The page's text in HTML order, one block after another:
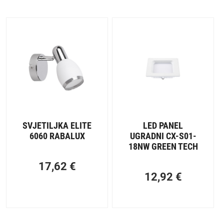
SVJETILJKA ELITE
6060 RABALUX
17,62 €
LED PANEL
UGRADNI CX-S01-
18NW GREEN TECH
12,92 €